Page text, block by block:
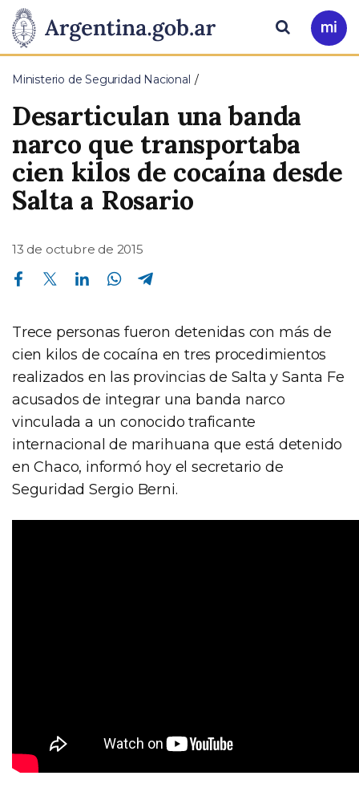
Presidencia
de
la
Nación
Pasar al contenido principal
Ir
a
Buscar
Ministerio de Seguridad Nacional
Desarticulan una banda
narco que transportaba
cien kilos de cocaína desde
Salta a Rosario
13 de octubre de 2015
Compartir en Facebook Compartir en Twitter Compartir en Linkedin Compartir en Whatsapp
Trece personas fueron detenidas con más de
cien kilos de cocaína en tres procedimientos
realizados en las provincias de Salta y Santa Fe
acusados de integrar una banda narco
vinculada a un conocido traficante
internacional de marihuana que está detenido
en Chaco, informó hoy el secretario de
Seguridad Sergio Berni.